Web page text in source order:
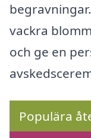
vackra
och ge en
Populära